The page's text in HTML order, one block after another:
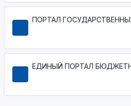
ПОРТАЛ
ЕДИНЫЙ ПОРТАЛ